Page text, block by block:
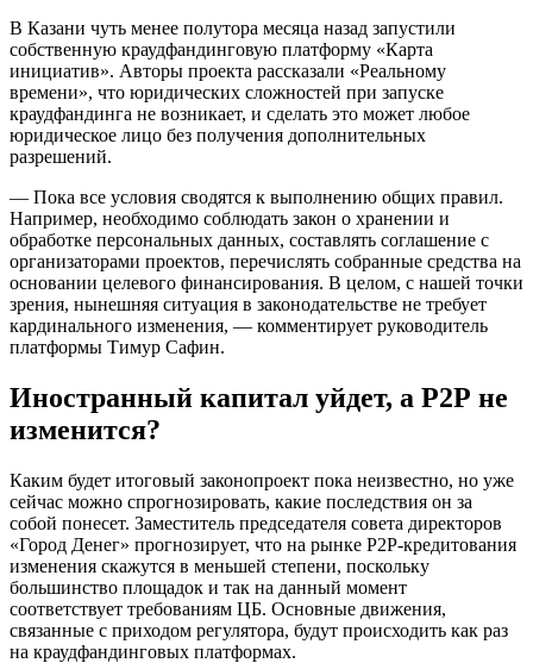
В Казани чуть менее полутора месяца назад запустили
собственную краудфандинговую платформу «Карта
инициатив». Авторы проекта рассказали «Реальному
времени», что юридических сложностей при запуске
краудфандинга не возникает, и сделать это может любое
юридическое лицо без получения дополнительных
разрешений.
— Пока все условия сводятся к выполнению общих правил.
Например, необходимо соблюдать закон о хранении и
обработке персональных данных, составлять соглашение с
организаторами проектов, перечислять собранные средства на
основании целевого финансирования. В целом, с нашей точки
зрения, нынешняя ситуация в законодательстве не требует
кардинального изменения, — комментирует руководитель
платформы Тимур Сафин.
Иностранный капитал уйдет, а Р2Р не
изменится?
Каким будет итоговый законопроект пока неизвестно, но уже
сейчас можно спрогнозировать, какие последствия он за
собой понесет. Заместитель председателя совета директоров
«Город Денег» прогнозирует, что на рынке P2P-кредитования
изменения скажутся в меньшей степени, поскольку
большинство площадок и так на данный момент
соответствует требованиям ЦБ. Основные движения,
связанные с приходом регулятора, будут происходить как раз
на краудфандинговых платформах.